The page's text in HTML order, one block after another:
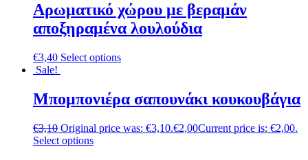
Αρωματικό χώρου με βεραμάν
αποξηραμένα λουλούδια
€3,40 Select options
Sale!
Μπομπονιέρα σαπουνάκι κουκουβάγια
€3,10 Original price was: €3,10.€2,00Current price is: €2,00.
Select options